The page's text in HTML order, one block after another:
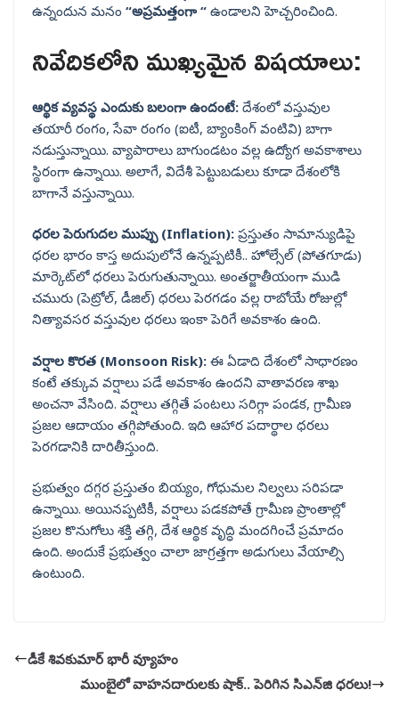
ఉన్నందున మనం “అప్రమత్తంగా “ ఉండాలని హెచ్చరించింది.
నివేదికలోని ముఖ్యమైన విషయాలు:
ఆర్థిక వ్యవస్థ ఎందుకు బలంగా ఉందంటే: దేశంలో వస్తువుల
తయారీ రంగం, సేవా రంగం (ఐటీ, బ్యాంకింగ్ వంటివి) బాగా
నడుస్తున్నాయి. వ్యాపారాలు బాగుండటం వల్ల ఉద్యోగ అవకాశాలు
స్థిరంగా ఉన్నాయి. అలాగే, విదేశీ పెట్టుబడులు కూడా దేశంలోకి
బాగానే వస్తున్నాయి.
ధరల పెరుగుదల ముప్పు (Inflation): ప్రస్తుతం సామాన్యుడిపై
ధరల భారం కాస్త అదుపులోనే ఉన్నప్పటికీ.. హోల్సేల్ (పోతగూడు)
మార్కెట్‌లో ధరలు పెరుగుతున్నాయి. అంతర్జాతీయంగా ముడి
చమురు (పెట్రోల్, డీజిల్) ధరలు పెరగడం వల్ల రాబోయే రోజుల్లో
నిత్యావసర వస్తువుల ధరలు ఇంకా పెరిగే అవకాశం ఉంది.
వర్షాల కొరత (Monsoon Risk): ఈ ఏడాది దేశంలో సాధారణం
కంటే తక్కువ వర్షాలు పడే అవకాశం ఉందని వాతావరణ శాఖ
అంచనా వేసింది. వర్షాలు తగ్గితే పంటలు సరిగ్గా పండక, గ్రామీణ
ప్రజల ఆదాయం తగ్గిపోతుంది. ఇది ఆహార పదార్థాల ధరలు
పెరగడానికి దారితీస్తుంది.
ప్రభుత్వం దగ్గర ప్రస్తుతం బియ్యం, గోధుమల నిల్వలు సరిపడా
ఉన్నాయి. అయినప్పటికీ, వర్షాలు పడకపోతే గ్రామీణ ప్రాంతాల్లో
ప్రజల కొనుగోలు శక్తి తగ్గి, దేశ ఆర్థిక వృద్ధి మందగించే ప్రమాదం
ఉంది. అందుకే ప్రభుత్వం చాలా జాగ్రత్తగా అడుగులు వేయాల్సి
ఉంటుంది.
డీకే శివకుమార్ భారీ వ్యూహం
ముంబైలో వాహనదారులకు షాక్.. పెరిగిన సిఎన్‌జి ధరలు!